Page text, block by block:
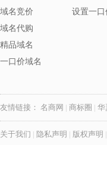
域名竞价
域名代购
精品域名
一口价域名
设置一口
友情链接： 名商网 | 商标圈 | 华
关于我们 | 隐私声明 | 版权声明 |